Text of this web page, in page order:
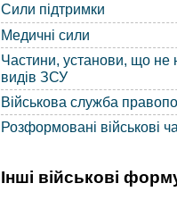
Сили підтримки
Медичні сили
Частини, установи, що не
видів ЗСУ
Військова служба
Розформовані військові
Інші військові